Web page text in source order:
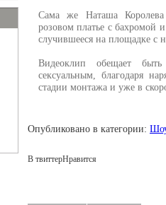
Сама же Наташа
розовом платье с бахромой
случившееся на площадке с
Видеоклип обещает
сексуальным, благодаря
стадии монтажа и уже в
Опубликовано в категории:
В твиттерНравится